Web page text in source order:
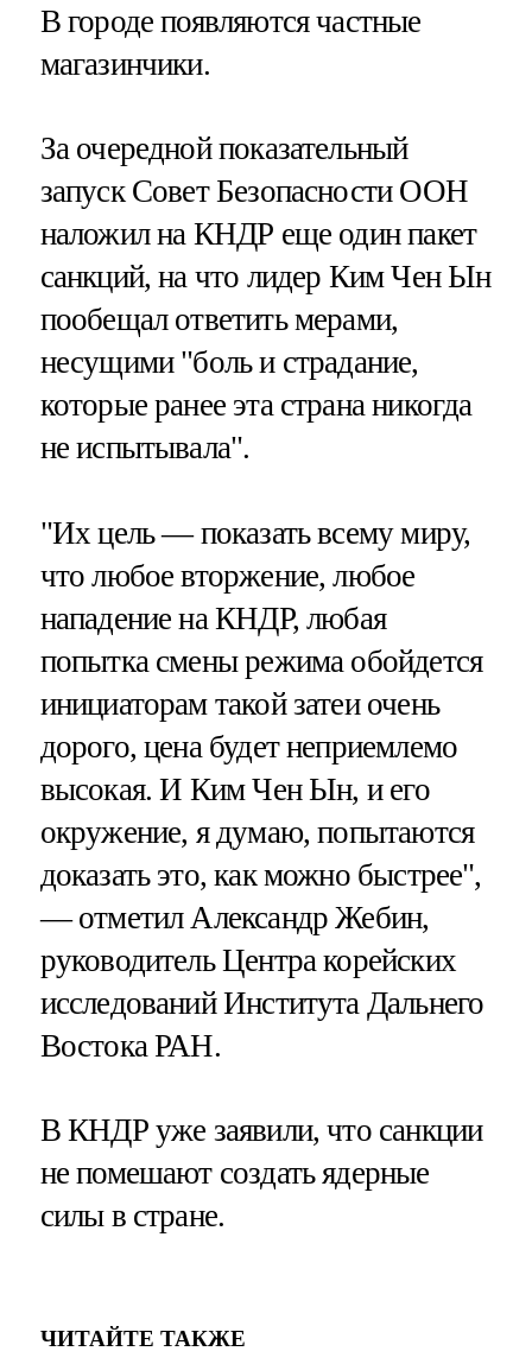
В городе появляются частные
магазинчики.
За очередной показательный
запуск Совет Безопасности ООН
наложил на КНДР еще один пакет
санкций, на что лидер Ким Чен Ын
пообещал ответить мерами,
несущими "боль и страдание,
которые ранее эта страна никогда
не испытывала".
"Их цель — показать всему миру,
что любое вторжение, любое
нападение на КНДР, любая
попытка смены режима обойдется
инициаторам такой затеи очень
дорого, цена будет неприемлемо
высокая. И Ким Чен Ын, и его
окружение, я думаю, попытаются
доказать это, как можно быстрее",
— отметил Александр Жебин,
руководитель Центра корейских
исследований Института Дальнего
Востока РАН.
В КНДР уже заявили, что санкции
не помешают создать ядерные
силы в стране.
ЧИТАЙТЕ ТАКЖЕ